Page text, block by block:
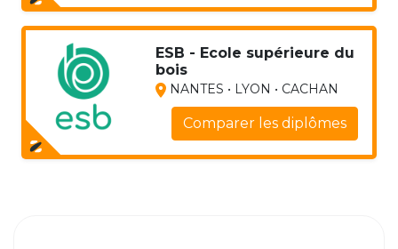
ESB - Ecole supérieure du
bois
NANTES • LYON • CACHAN
Comparer les diplômes